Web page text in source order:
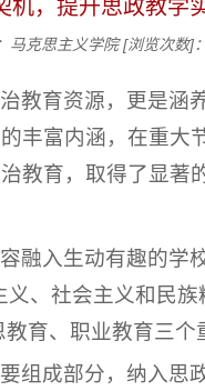
机，提升思政教学
马克思主义学院[浏览次数]：
教育资源，更是涵
丰富内涵，在重大
教育，取得了显著
融入生动有趣的学
、社会主义和民
育、职业教育三个
组成部分，纳入思